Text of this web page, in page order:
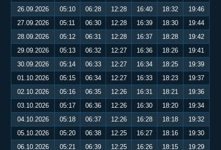
26.09.2026
05:10 06:28 12:28 16:40 18:32
19:46
27.09.2026
05:11 06:30 12:28 16:39 18:30
19:44
28.09.2026
05:12 06:31 12:28 16:37 18:28
19:42
29.09.2026
05:13 06:32 12:27 16:36 18:26
19:41
30.09.2026
05:14 06:33 12:27 16:34 18:25
19:39
01.10.2026
05:15 06:34 12:27 16:33 18:23
19:37
02.10.2026
05:16 06:35 12:26 16:31 18:21
19:36
03.10.2026
05:17 06:36 12:26 16:30 18:20
19:34
04.10.2026
05:18 06:37 12:26 16:28 18:18
19:32
05.10.2026
05:20 06:38 12:25 16:27 18:16
19:30
06.10.2026
05:21 06:39 12:25 16:26 18:15
19:29